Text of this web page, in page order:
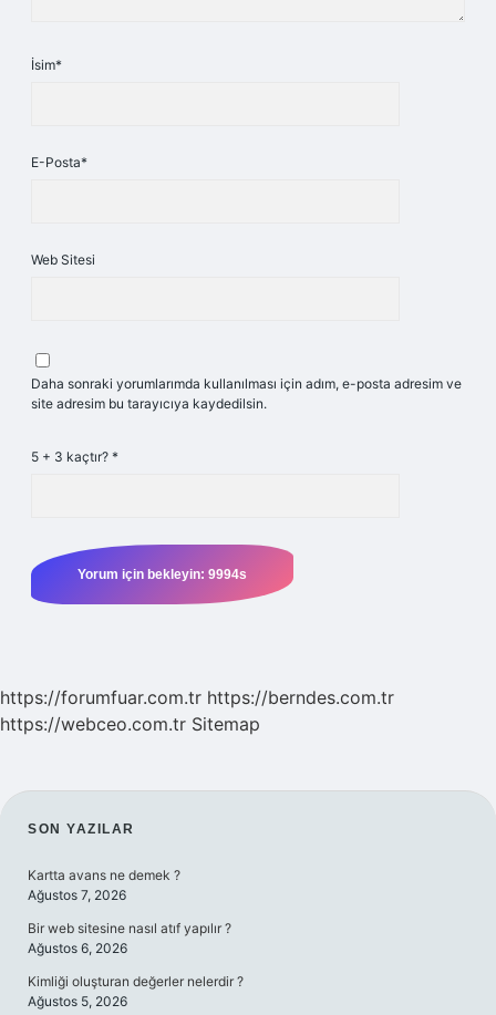
İsim*
E-Posta*
Web Sitesi
Daha sonraki yorumlarımda kullanılması için adım, e-posta adresim ve
site adresim bu tarayıcıya kaydedilsin.
5 + 3 kaçtır? *
https://forumfuar.com.tr https://berndes.com.tr
https://webceo.com.tr Sitemap
SIDEBAR
SON YAZILAR
Kartta avans ne demek ?
Ağustos 7, 2026
Bir web sitesine nasıl atıf yapılır ?
Ağustos 6, 2026
Kimliği oluşturan değerler nelerdir ?
Ağustos 5, 2026